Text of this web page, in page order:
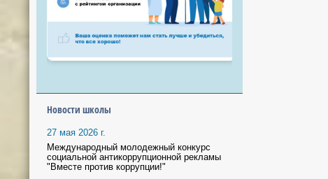
Новости школы
27 мая 2026 г.
Международный молодежный конкурс
социальной антикоррупционной рекламы
"Вместе против коррупции!"